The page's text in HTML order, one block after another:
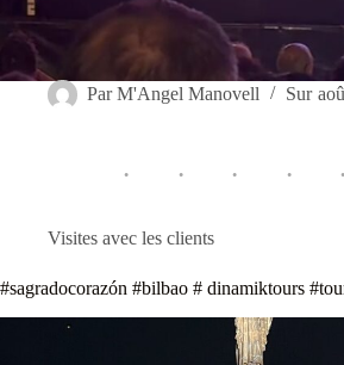
Par M'Angel Manovell Sur
Visites avec les clients
#sagradocorazón #bilbao # dinamiktours